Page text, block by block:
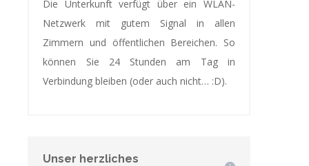
Die Unterkunft verfügt über ein WLAN-
Netzwerk mit gutem Signal in allen
Zimmern und öffentlichen Bereichen. So
können Sie 24 Stunden am Tag in
Verbindung bleiben (oder auch nicht… :D).
Unser herzliches